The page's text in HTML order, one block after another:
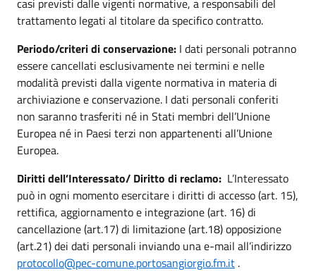
trattamento legati al titolare da specifico contratto.
Periodo/criteri di conservazione: I dati personali potranno
essere cancellati esclusivamente nei termini e nelle
modalità previsti dalla vigente normativa in materia di
archiviazione e conservazione. I dati personali conferiti
non saranno trasferiti né in Stati membri dell’Unione
Europea né in Paesi terzi non appartenenti all’Unione
Europea.
Diritti dell’Interessato/ Diritto di reclamo: L’Interessato
può in ogni momento esercitare i diritti di accesso (art. 15),
rettifica, aggiornamento e integrazione (art. 16) di
cancellazione (art.17) di limitazione (art.18) opposizione
(art.21) dei dati personali inviando una e-mail all’indirizzo
protocollo@pec-comune.portosangiorgio.fm.it .